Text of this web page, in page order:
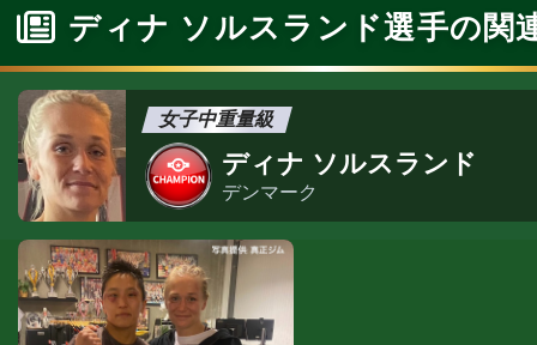
ディナ ソルスランド選手の関
女子中重量級
ディナ ソルスランド
デンマーク